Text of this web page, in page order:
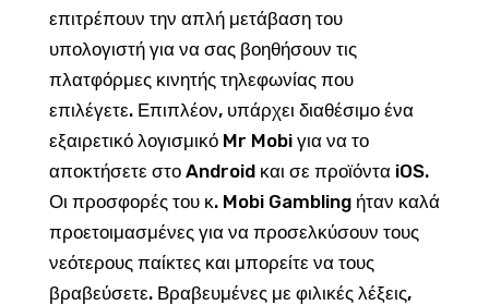
επιτρέπουν την απλή μετάβαση του
υπολογιστή για να σας βοηθήσουν τις
πλατφόρμες κινητής τηλεφωνίας που
επιλέγετε. Επιπλέον, υπάρχει διαθέσιμο ένα
εξαιρετικό λογισμικό Mr Mobi για να το
αποκτήσετε στο Android και σε προϊόντα iOS.
Οι προσφορές του κ. Mobi Gambling ήταν καλά
προετοιμασμένες για να προσελκύσουν τους
νεότερους παίκτες και μπορείτε να τους
βραβεύσετε. Βραβευμένες με φιλικές λέξεις,